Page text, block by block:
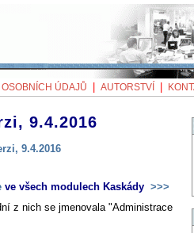
ÚDAJŮ AUTORSTVÍ
9.4.2016
9.4.2016
ve všech modulech Kaskády >>>
z nich se jmenovala "Administrace